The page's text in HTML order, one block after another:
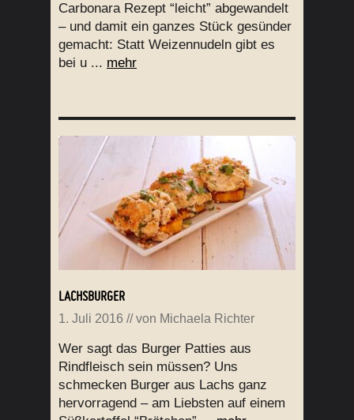
Carbonara Rezept “leicht” abgewandelt
– und damit ein ganzes Stück gesünder
gemacht: Statt Weizennudeln gibt es
bei u ... mehr
LACHSBURGER
1. Juli 2016 // von Michaela Richter
Wer sagt das Burger Patties aus
Rindfleisch sein müssen? Uns
schmecken Burger aus Lachs ganz
hervorragend – am Liebsten auf einem